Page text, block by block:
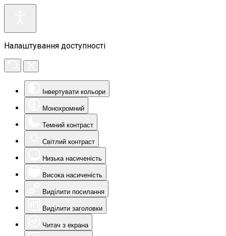
Налаштування доступності
Інвертувати кольори
Монохромний
Темний контраст
Світлий контраст
Низька насиченість
Висока насиченість
Виділити посилання
Виділити заголовки
Читач з екрана